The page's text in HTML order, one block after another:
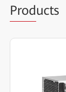
Products